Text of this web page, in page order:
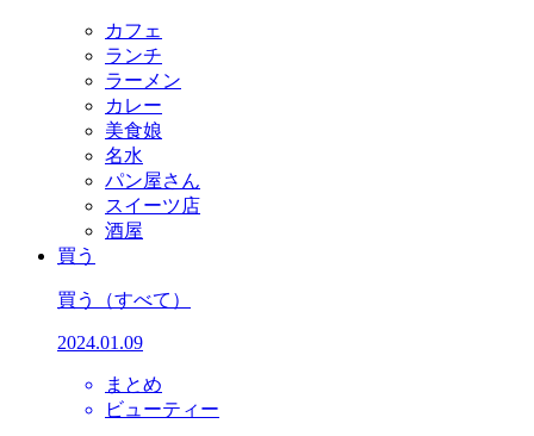
カフェ
ランチ
ラーメン
カレー
美食娘
名水
パン屋さん
スイーツ店
酒屋
買う
買う （すべて）
2024.01.09
まとめ
ビューティー